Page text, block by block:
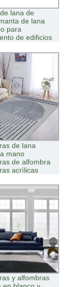
lana de
de lana
para
de edificios
de lana
mano
de alfombra
acrílicas
y alfombras